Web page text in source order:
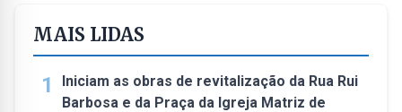
MAIS LIDAS
1
Iniciam as obras de revitalização da Rua Rui
Barbosa e da Praça da Igreja Matriz de